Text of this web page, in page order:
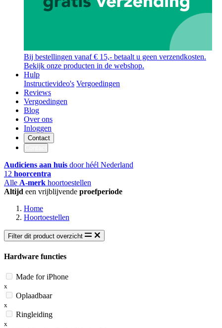
Bij bestellingen vanaf € 15,- betaalt u geen verzendkosten.
Bekijk onze producten in de webshop.
Hulp
Instructievideo's Vergoedingen
Reviews
Vergoedingen
Blog
Over ons
Inloggen
Contact
Audiciens aan huis door héél Nederland
12 hoorcentra
Alle A-merk hoortoestellen
Altijd een vrijblijvende proefperiode
Home
Hoortoestellen
Filter dit product overzicht
Hardware functies
Made for iPhone
x
Oplaadbaar
x
Ringleiding
x